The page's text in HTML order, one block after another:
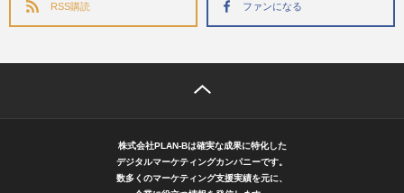
RSS購読 ファンになる
株式会社PLAN-Bは確実な成果に特化した
デジタルマーケティングカンパニーです。
数多くのマーケティング支援実績を元に、